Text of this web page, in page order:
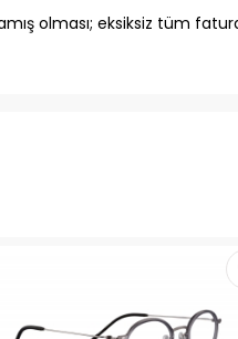
olması; eksiksiz tüm